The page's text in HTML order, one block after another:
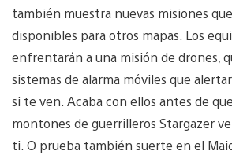
también muestra nuevas misiones
disponibles para otros mapas. Los
enfrentarán a una misión de drones,
sistemas de alarma móviles que
si te ven. Acaba con ellos antes de
montones de guerrilleros Stargazer
ti. O prueba también suerte en el